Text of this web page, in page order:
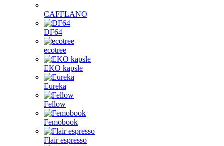
CAFFLANO
DF64
ecotree
EKO kapsle
Eureka
Fellow
Femobook
Flair espresso